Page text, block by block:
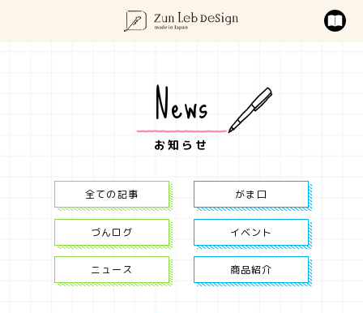
News
お知らせ
全ての記事 がま口
づんログ イベント
ニュース 商品紹介